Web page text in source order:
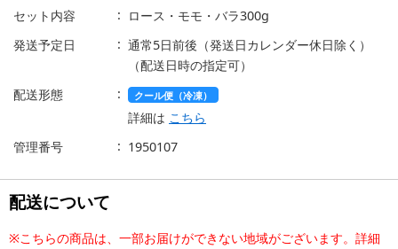
セット内容
ロース・モモ・バラ300g
発送予定日
通常5日前後（発送日カレンダー休日除く）
（配送日時の指定可）
配送形態
クール便（冷凍）
詳細は こちら
管理番号
1950107
配送について
※こちらの商品は、一部お届けができない地域がございます。詳細